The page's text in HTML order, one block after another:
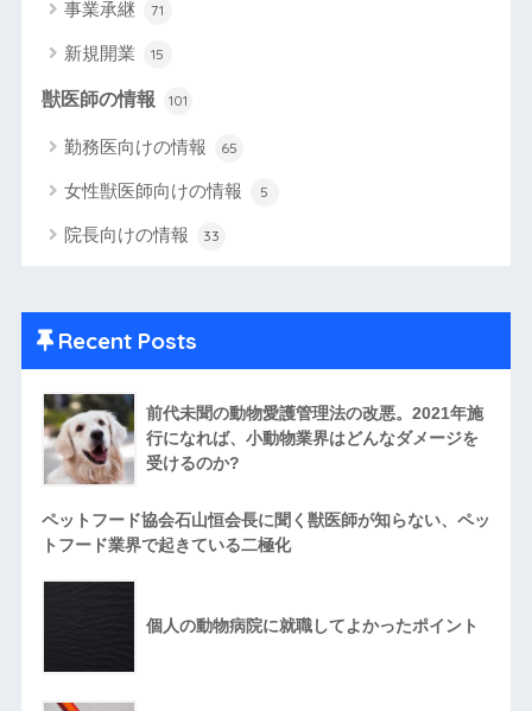
事業承継 71
新規開業 15
獣医師の情報 101
勤務医向けの情報 65
女性獣医師向けの情報 5
院長向けの情報 33
Recent Posts
前代未聞の動物愛護管理法の改悪。2021年施
行になれば、小動物業界はどんなダメージを
受けるのか?
ペットフード協会石山恒会長に聞く獣医師が知らない、ペッ
トフード業界で起きている二極化
個人の動物病院に就職してよかったポイント